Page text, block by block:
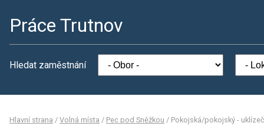
Práce Trutnov
Hledat zaměstnání
Hlavní strana / Volná místa / Pec pod Sněžkou / Pokojská/pokojský -